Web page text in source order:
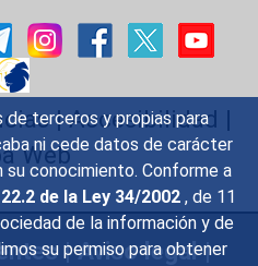
terceros y propias para
ni cede datos de carácter
su conocimiento. Conforme a
de la Ley 34/2002 , de 11
de la información y de
su permiso para obtener
|Accesibilidad |
Web
|Aviso legal|